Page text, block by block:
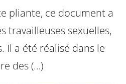
pliante, ce document a
travailleuses sexuelles,
Il a été réalisé dans le
des (…)